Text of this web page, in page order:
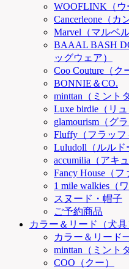
WOOFLINK（ウ
Cancerleone（カ
Marvel（マルベル
BAAAL BASH
ッグウェア）
Coo Couture（ク
BONNIE＆CO.
minttan（ミント
Luxe birdie（リ
glamourism（グ
Fluffy（フラッフ
Luludoll（ルルド
accumilia（アキ
Fancy House（フ
1 mile walkies（
スヌード・帽子
ご予約商品
カラー＆リード（犬具
カラー＆リード
minttan（ミント
COO（クー）